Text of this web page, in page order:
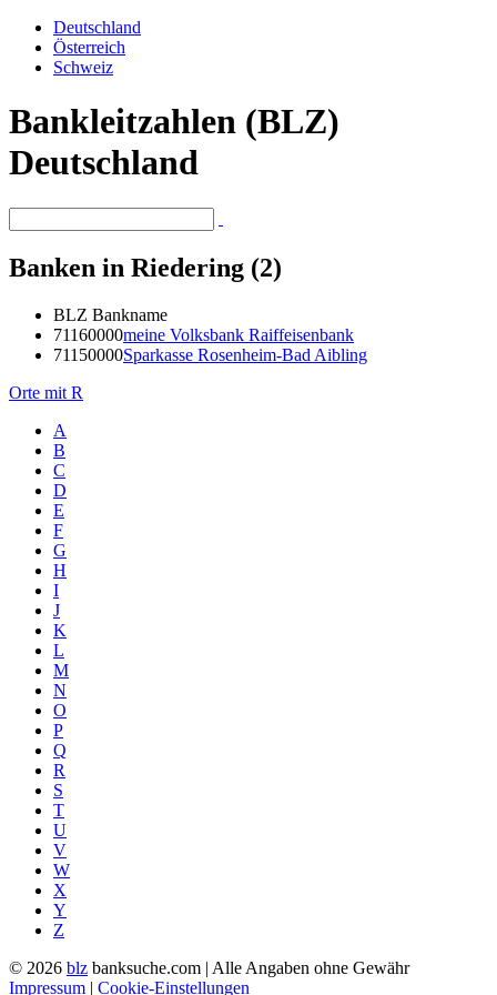
Deutschland
Österreich
Schweiz
Bankleitzahlen (BLZ)
Deutschland
Banken in Riedering (2)
BLZ Bankname
71160000meine Volksbank Raiffeisenbank
71150000Sparkasse Rosenheim-Bad Aibling
Orte mit R
A
B
C
D
E
F
G
H
I
J
K
L
M
N
O
P
Q
R
S
T
U
V
W
X
Y
Z
© 2026 blz banksuche.com | Alle Angaben ohne Gewähr
Impressum | Cookie-Einstellungen